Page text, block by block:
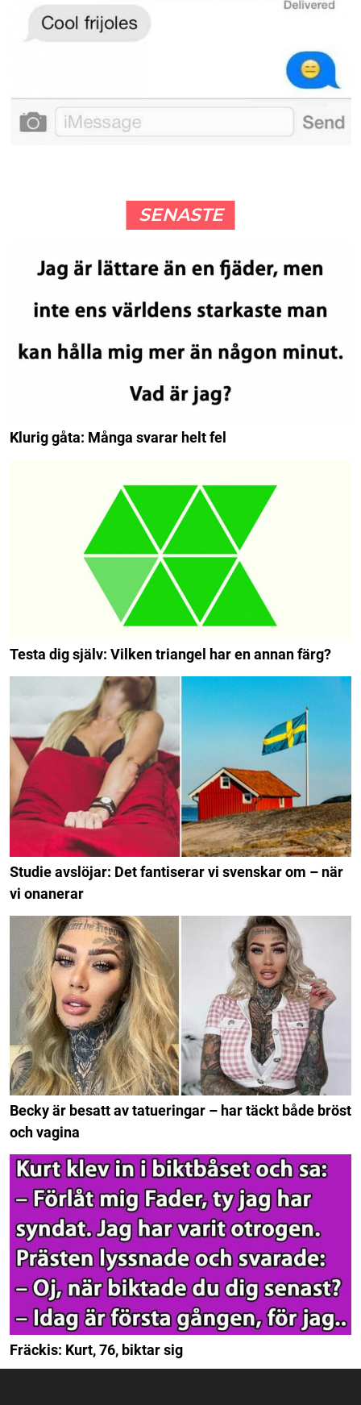
SENASTE
Klurig gåta: Många svarar helt fel
Testa dig själv: Vilken triangel har en annan färg?
Studie avslöjar: Det fantiserar vi svenskar om – när
vi onanerar
Becky är besatt av tatueringar – har täckt både bröst
och vagina
Fräckis: Kurt, 76, biktar sig